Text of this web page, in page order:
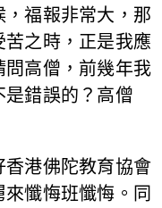
福報非常大，那
之時，正是我應
高僧，前幾年我
錯誤的？高僧
港佛陀教育協會
懺悔班懺悔。同